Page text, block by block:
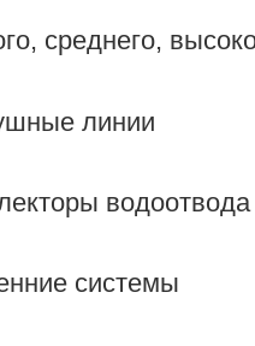
среднего,
линии
системы